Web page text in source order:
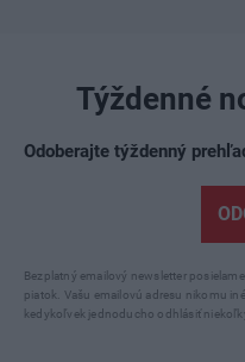
Týždenné
Odoberajte týždenný
Bezplatný emailový newsletter
piatok. Vašu emailovú adresu nikomu
kedykoľvek jednoducho odhlásiť